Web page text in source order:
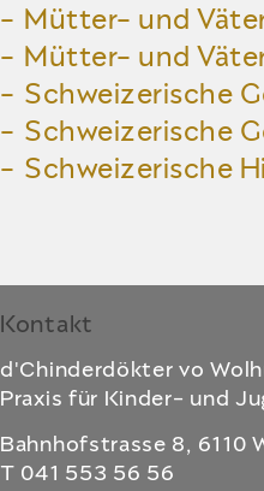
Mütter- und
Mütter- und
Schweizerische
Schweizerische
Schweizerische
Kontakt
d'Chinderdökter vo
Praxis für Kinder- und
Bahnhofstrasse 8, 6110
T 041 553 56 56